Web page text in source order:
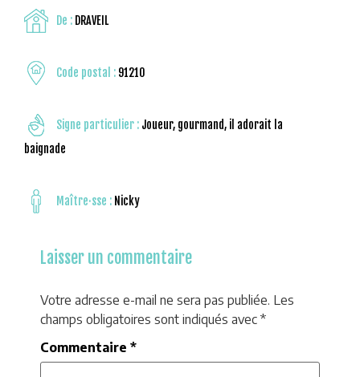
De : DRAVEIL
Code postal : 91210
Signe particulier : Joueur, gourmand, il adorait la
baignade
Maître·sse : Nicky
Laisser un commentaire
Votre adresse e-mail ne sera pas publiée. Les
champs obligatoires sont indiqués avec *
Commentaire *